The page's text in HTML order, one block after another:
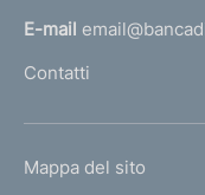
t
o
l
'
m
E-mail
Contatti
L
Mappa del sito